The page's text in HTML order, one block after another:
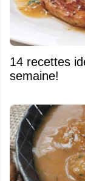
14 recettes
semaine!